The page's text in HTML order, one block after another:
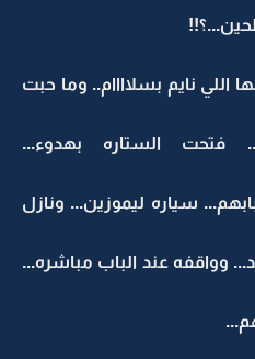
نايم بسلاااام.. وما حبت
فتحت الستاره بهدوء...
سياره ليموزين... ونازل
وواقفه عند الباب مباشره...